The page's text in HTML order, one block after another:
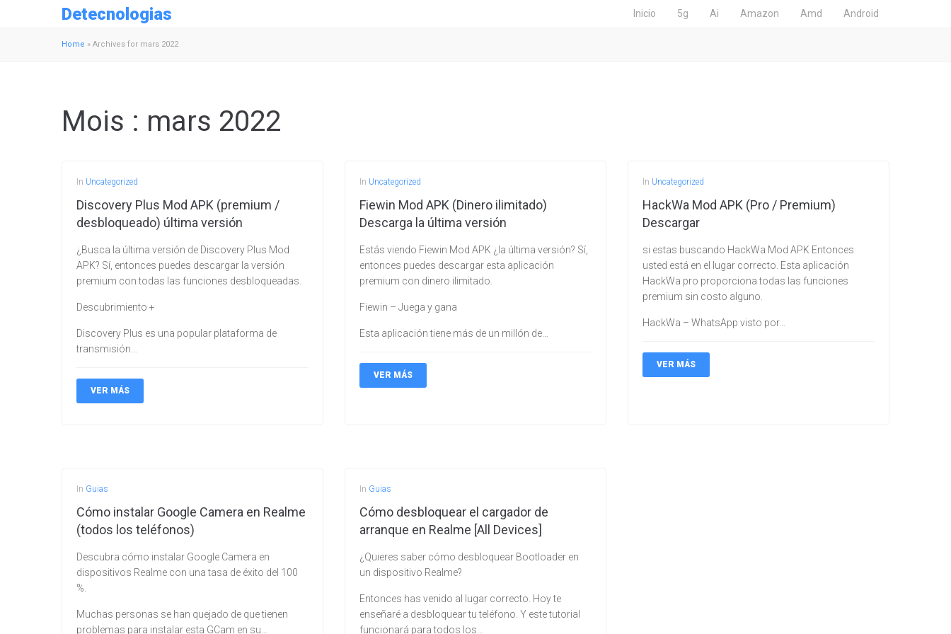
Detecnologias Inicio 5g Ai Amazon Amd Android
Home » Archives for mars 2022
Mois : mars 2022
In Uncategorized
Discovery Plus Mod APK (premium /
desbloqueado) última versión
¿Busca la última versión de Discovery Plus Mod
APK? Sí, entonces puedes descargar la versión
premium con todas las funciones desbloqueadas.
Descubrimiento +
Discovery Plus es una popular plataforma de
transmisión…
VER MÁS
In Uncategorized
Fiewin Mod APK (Dinero ilimitado)
Descarga la última versión
Estás viendo Fiewin Mod APK ¿la última versión? Sí,
entonces puedes descargar esta aplicación
premium con dinero ilimitado.
Fiewin – Juega y gana
Esta aplicación tiene más de un millón de…
VER MÁS
In Uncategorized
HackWa Mod APK (Pro / Premium)
Descargar
si estas buscando HackWa Mod APK Entonces
usted está en el lugar correcto. Esta aplicación
HackWa pro proporciona todas las funciones
premium sin costo alguno.
HackWa – WhatsApp visto por…
VER MÁS
In Guias
Cómo instalar Google Camera en Realme
(todos los teléfonos)
Descubra cómo instalar Google Camera en
dispositivos Realme con una tasa de éxito del 100
%.
Muchas personas se han quejado de que tienen
problemas para instalar esta GCam en su…
In Guias
Cómo desbloquear el cargador de
arranque en Realme [All Devices]
¿Quieres saber cómo desbloquear Bootloader en
un dispositivo Realme?
Entonces has venido al lugar correcto. Hoy te
enseñaré a desbloquear tu teléfono. Y este tutorial
funcionará para todos los…